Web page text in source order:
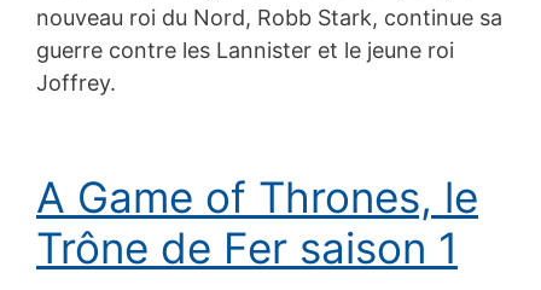
nouveau roi du Nord, Robb Stark, continue sa
guerre contre les Lannister et le jeune roi
Joffrey.
A Game of Thrones, le
Trône de Fer saison 1